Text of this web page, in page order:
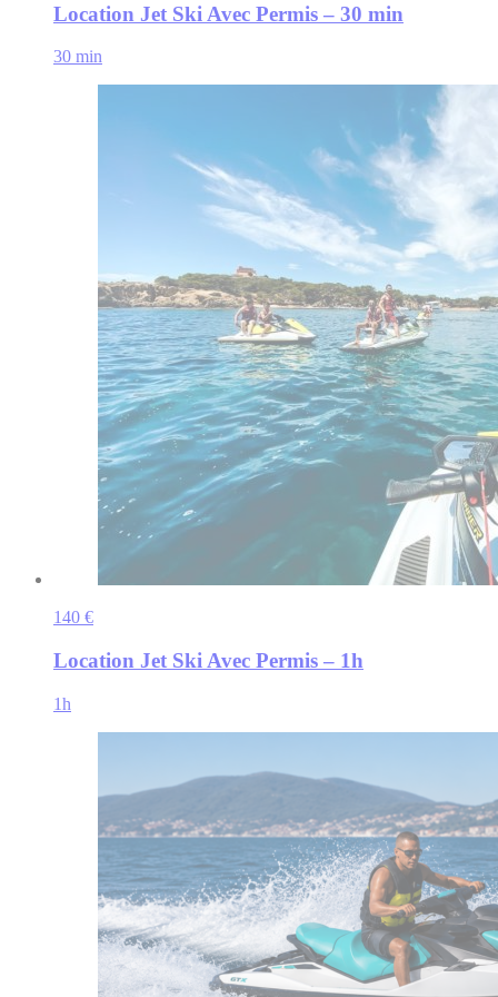
Location Jet Ski Avec Permis – 30 min
30 min
140 €
Location Jet Ski Avec Permis – 1h
1h